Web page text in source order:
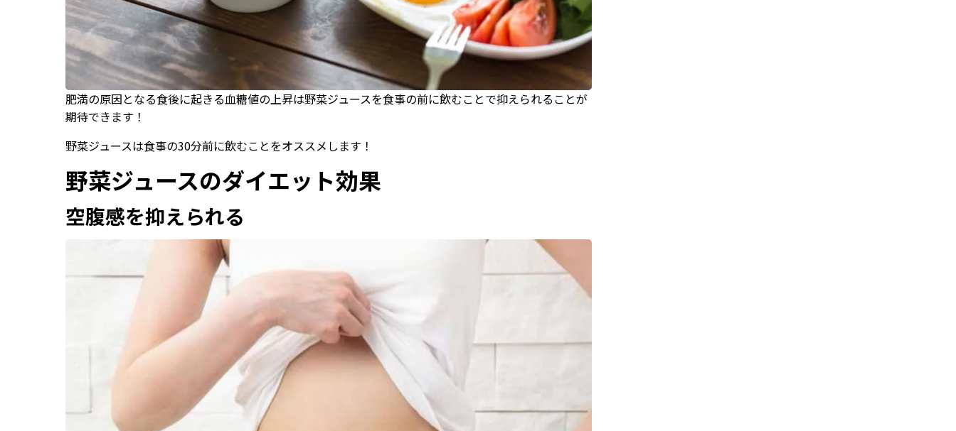
肥満の原因となる食後に起きる血糖値の上昇は野菜ジュースを食事の前に飲むことで抑えられることが
期待できます！
野菜ジュースは食事の30分前に飲むことをオススメします！
野菜ジュースのダイエット効果
空腹感を抑えられる